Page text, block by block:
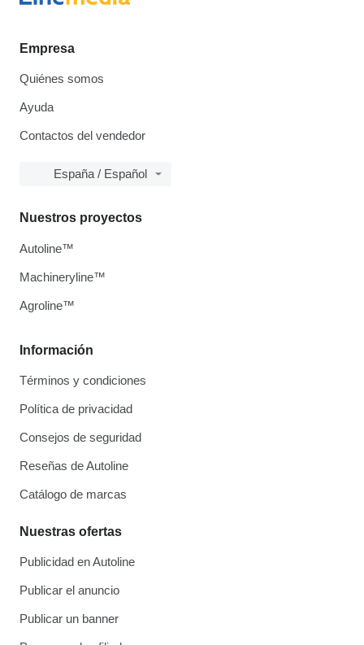
Empresa
Quiénes somos
Ayuda
Contactos del vendedor
España / Español
Información
Términos y condiciones
Política de privacidad
Consejos de seguridad
Reseñas de Autoline
Catálogo de marcas
Nuestras ofertas
Publicidad en Autoline
Publicar el anuncio
Publicar un banner
Nuestros proyectos
Autoline™
Machineryline™
Agroline™